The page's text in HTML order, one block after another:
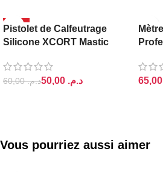
-17%
Pistolet de Calfeutrage
Silicone XCORT Mastic
د.م.60,00 د.م.
Vous pourriez aussi aimer